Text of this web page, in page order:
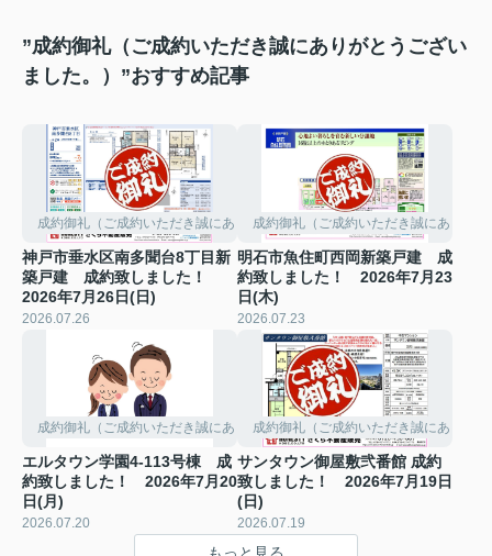
”成約御礼（ご成約いただき誠にありがとうござい
ました。）”おすすめ記事
成約御礼（ご成約いただき誠にありがとうございました。）
神戸市垂水区南多聞台8丁目新
築戸建 成約致しました！
2026年7月26日(日)
2026.07.26
成約御礼（ご成約いただき誠にありが
明石市魚住町西岡新築戸建 成
約致しました！ 2026年7月23
日(木)
2026.07.23
成約御礼（ご成約いただき誠にありがとうございました。）
エルタウン学園4-113号棟 成
約致しました！ 2026年7月20
日(月)
2026.07.20
成約御礼（ご成約いただき誠にありが
サンタウン御屋敷弐番館 成約
致しました！ 2026年7月19日
(日)
2026.07.19